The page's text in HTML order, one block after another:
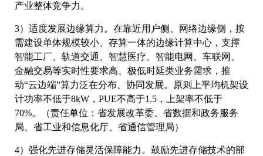
产业整体竞争力。
3）适度发展边缘算力。在靠近用户侧、网络边缘侧，按
需建设单体规模较小、存算一体的边缘计算中心，支撑
智能工厂、轨道交通、智慧医疗、智能电网、车联网、
金融交易等实时性要求高、极低时延类业务需求，推
动“云边端”算力泛在分布、协同发展。原则上平均机架设
计功率不低于8kW，PUE不高于1.5，上架率不低于
70%。（责任单位：省发展改革委、省数据和政务服务
局、省工业和信息化厅、省通信管理局）
4）强化先进存储灵活保障能力。鼓励先进存储技术的部